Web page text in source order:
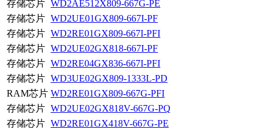
存储芯片 WD2AE512X809-667G-PE
存储芯片 WD2UE01GX809-667I-PF
存储芯片 WD2RE01GX809-667I-PFI
存储芯片 WD2UE02GX818-667I-PF
存储芯片 WD2RE04GX836-667I-PFI
存储芯片 WD3UE02GX809-1333L-PD
RAM芯片 WD2RE01GX809-667G-PFI
存储芯片 WD2UE02GX818V-667G-PQ
存储芯片 WD2RE01GX418V-667G-PE